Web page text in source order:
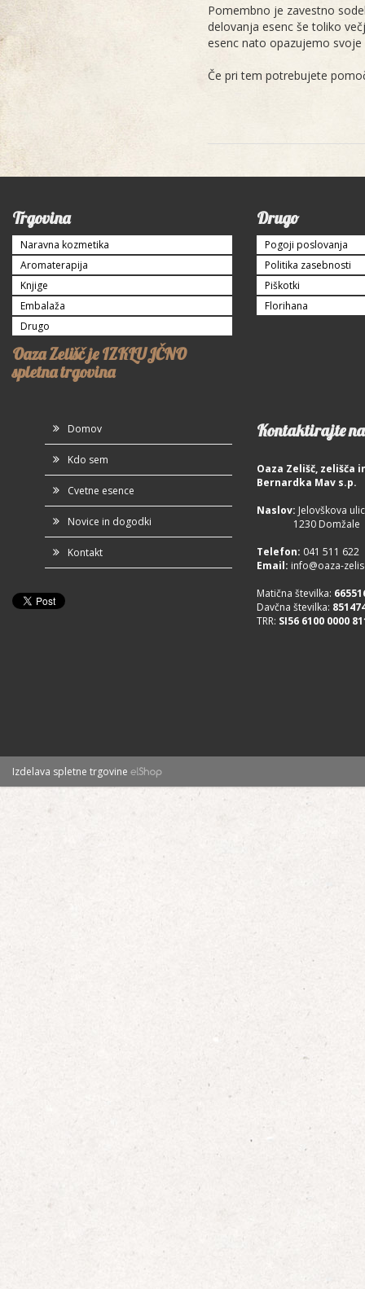
Pomembno je zavestno
delovanja esenc še toliko
esenc nato opazujemo
Če pri tem potrebujete
Trgovina
Naravna kozmetika
Aromaterapija
Knjige
Embalaža
Drugo
Oaza Zelišč je IZKLUJČNO
spletna trgovina
Drugo
Pogoji poslovanja
Politika zasebnosti
Piškotki
Florihana
Domov
Kdo sem
Cvetne esence
Novice in dogodki
Kontakt
Kontaktirajte
Oaza Zelišč, zelišča
Bernardka Mav s.p.
Naslov: Jelovškova
1230 Domžale
Telefon: 041 511 622
Email: info@oaza-
Matična številka:
Davčna številka:
TRR: SI56 6100 0000
Izdelava spletne trgovine